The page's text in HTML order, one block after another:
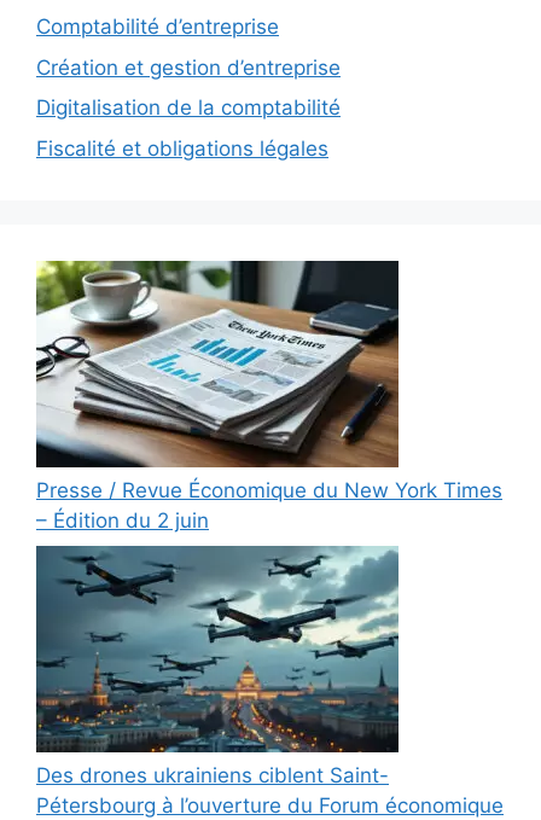
Comptabilité d’entreprise
Création et gestion d’entreprise
Digitalisation de la comptabilité
Fiscalité et obligations légales
Presse / Revue Économique du New York Times
– Édition du 2 juin
Des drones ukrainiens ciblent Saint-
Pétersbourg à l’ouverture du Forum économique